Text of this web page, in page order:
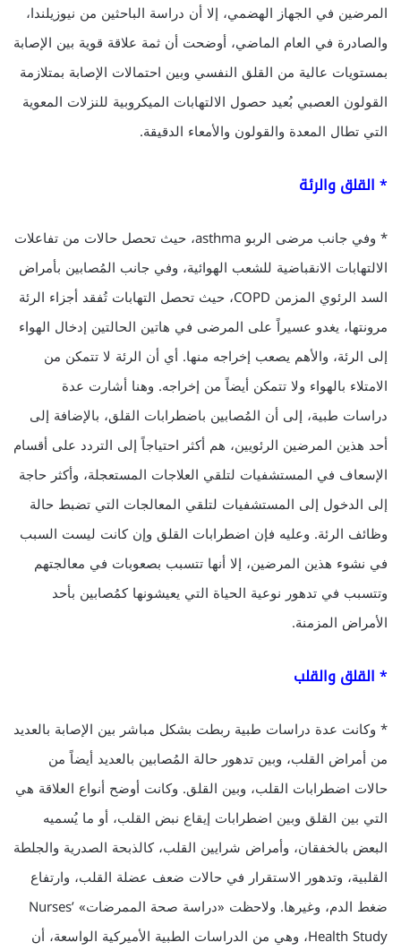
المرضين في الجهاز الهضمي، إلا أن دراسة الباحثين من نيوزيلندا،
والصادرة في العام الماضي، أوضحت أن ثمة علاقة قوية بين الإصابة
بمستويات عالية من القلق النفسي وبين احتمالات الإصابة بمتلازمة
القولون العصبي بُعيد حصول الالتهابات الميكروبية للنزلات المعوية
التي تطال المعدة والقولون والأمعاء الدقيقة.
* القلق والرئة
* وفي جانب مرضى الربو asthma، حيث تحصل حالات من تفاعلات
الالتهابات الانقباضية للشعب الهوائية، وفي جانب المُصابين بأمراض
السد الرئوي المزمن COPD، حيث تحصل التهابات تُفقد أجزاء الرئة
مرونتها، يغدو عسيراً على المرضى في هاتين الحالتين إدخال الهواء
إلى الرئة، والأهم يصعب إخراجه منها. أي أن الرئة لا تتمكن من
الامتلاء بالهواء ولا تتمكن أيضاً من إخراجه. وهنا أشارت عدة
دراسات طبية، إلى أن المُصابين باضطرابات القلق، بالإضافة إلى
أحد هذين المرضين الرئويين، هم أكثر احتياجاً إلى التردد على أقسام
الإسعاف في المستشفيات لتلقي العلاجات المستعجلة، وأكثر حاجة
إلى الدخول إلى المستشفيات لتلقي المعالجات التي تضبط حالة
وظائف الرئة. وعليه فإن اضطرابات القلق وإن كانت ليست السبب
في نشوء هذين المرضين، إلا أنها تتسبب بصعوبات في معالجتهم
وتتسبب في تدهور نوعية الحياة التي يعيشونها كمُصابين بأحد
الأمراض المزمنة.
* القلق والقلب
* وكانت عدة دراسات طبية ربطت بشكل مباشر بين الإصابة بالعديد
من أمراض القلب، وبين تدهور حالة المُصابين بالعديد أيضاً من
حالات اضطرابات القلب، وبين القلق. وكانت أوضح أنواع العلاقة هي
التي بين القلق وبين اضطرابات إيقاع نبض القلب، أو ما يُسميه
البعض بالخفقان، وأمراض شرايين القلب، كالذبحة الصدرية والجلطة
القلبية، وتدهور الاستقرار في حالات ضعف عضلة القلب، وارتفاع
ضغط الدم، وغيرها. ولاحظت «دراسة صحة الممرضات» Nurses’
Health Study، وهي من الدراسات الطبية الأميركية الواسعة، أن